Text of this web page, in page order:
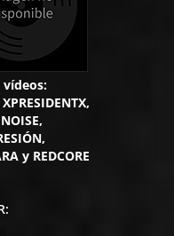
vídeos:
y REDCORE